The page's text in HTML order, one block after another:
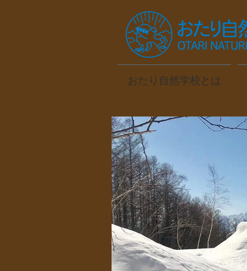
おたり自然学校とは